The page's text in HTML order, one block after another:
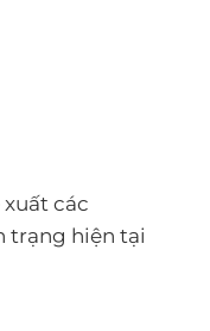
các
trạng hiện tại